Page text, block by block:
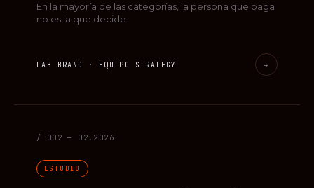
En la mayoría de las categorías, la persona que paga
no es la que decide.
LAB BRAND · EQUIPO STRATEGY →
/ 002 — 02.2026
ESTUDIO